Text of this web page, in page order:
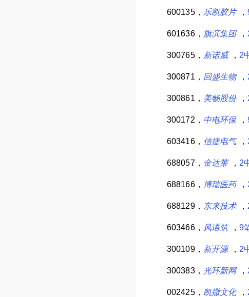
600135， 乐凯胶片 ，
601636， 旗滨集团 ，
300765， 新诺威 ， 2
300871， 回盛生物 ，
300861， 美畅股份 ，
300172， 中电环保 ，
603416， 信捷电气 ，
688057， 金达莱 ， 2
688166， 博瑞医药 ，
688129， 东来技术 ，
603466， 风语筑 ， 9
300109， 新开源 ， 2
300383， 光环新网 ，
002425， 凯撒文化 ，